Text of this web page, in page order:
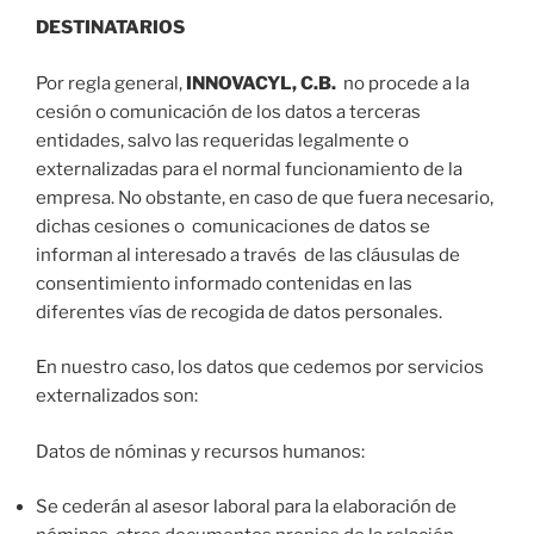
D ESTINATARIOS
Por regla general, INNOVACYL, C.B. no procede a la
cesión o comunicación de los datos a terceras
entidades, salvo las requeridas legalmente o
externalizadas para el normal funcionamiento de la
empresa. No obstante, en caso de que fuera necesario,
dichas cesiones o comunicaciones de datos se
informan al interesado a través de las cláusulas de
consentimiento informado contenidas en las
diferentes vías de recogida de datos personales.
En nuestro caso, los datos que cedemos por servicios
externalizados son:
Datos de nóminas y recursos humanos:
Se cederán al asesor laboral para la elaboración de